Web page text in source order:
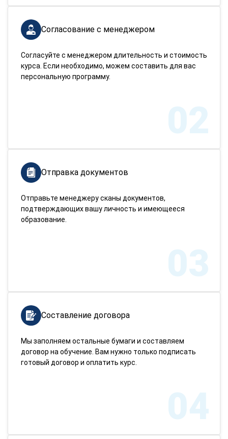
Согласование с менеджером
Согласуйте с менеджером длительность и стоимость
курса. Если необходимо, можем составить для вас
персональную программу.
02
Отправка документов
Отправьте менеджеру сканы документов,
подтверждающих вашу личность и имеющееся
образование.
03
Составление договора
Мы заполняем остальные бумаги и составляем
договор на обучение. Вам нужно только подписать
готовый договор и оплатить курс.
04